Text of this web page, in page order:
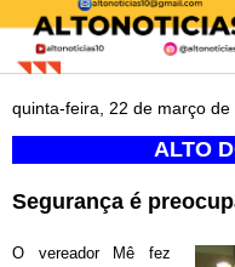
quinta-feira, 22 de março de
ALTO
Segurança é
O vereador Mê fez